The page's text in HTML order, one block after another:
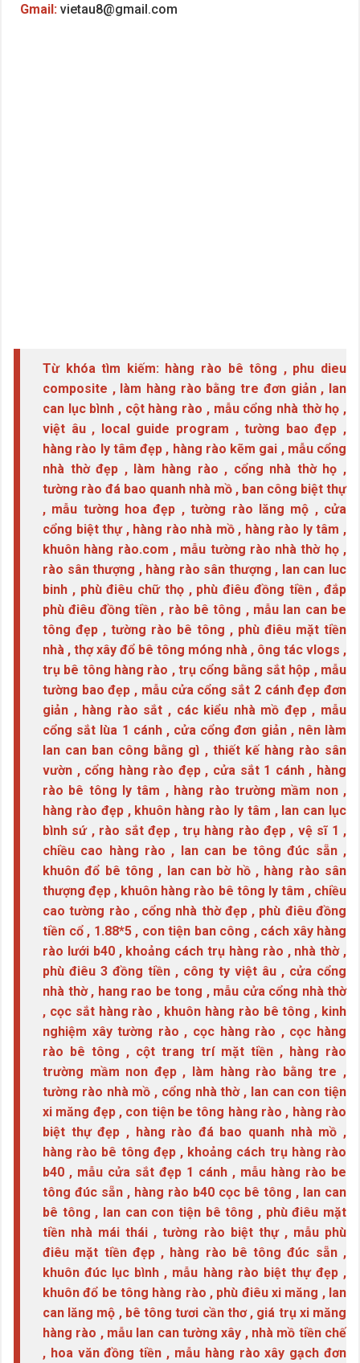
Gmail: vietau8@gmail.com
Từ khóa tìm kiếm: hàng rào bê tông , phu dieu
composite , làm hàng rào bằng tre đơn giản , lan
can lục bình , cột hàng rào , mẫu cổng nhà thờ họ ,
việt âu , local guide program , tường bao đẹp ,
hàng rào ly tâm đẹp , hàng rào kẽm gai , mẫu cổng
nhà thờ đẹp , làm hàng rào , cổng nhà thờ họ ,
tường rào đá bao quanh nhà mồ , ban công biệt thự
, mẫu tường hoa đẹp , tường rào lăng mộ , cửa
cổng biệt thự , hàng rào nhà mồ , hàng rào ly tâm ,
khuôn hàng rào.com , mẫu tường rào nhà thờ họ ,
rào sân thượng , hàng rào sân thượng , lan can luc
binh , phù điêu chữ thọ , phù điêu đồng tiền , đắp
phù điêu đồng tiền , rào bê tông , mẫu lan can be
tông đẹp , tường rào bê tông , phù điêu mặt tiền
nhà , thợ xây đổ bê tông móng nhà , ông tác vlogs ,
trụ bê tông hàng rào , trụ cổng bằng sắt hộp , mẫu
tường bao đẹp , mẫu cửa cổng sắt 2 cánh đẹp đơn
giản , hàng rào sắt , các kiểu nhà mồ đẹp , mẫu
cổng sắt lùa 1 cánh , cửa cổng đơn giản , nên làm
lan can ban công bằng gì , thiết kế hàng rào sân
vườn , cổng hàng rào đẹp , cửa sắt 1 cánh , hàng
rào bê tông ly tâm , hàng rào trường mầm non ,
hàng rào đẹp , khuôn hàng rào ly tâm , lan can lục
bình sứ , rào sắt đẹp , trụ hàng rào đẹp , vệ sĩ 1 ,
chiều cao hàng rào , lan can be tông đúc sẵn ,
khuôn đổ bê tông , lan can bờ hồ , hàng rào sân
thượng đẹp , khuôn hàng rào bê tông ly tâm , chiều
cao tường rào , cổng nhà thờ đẹp , phù điêu đồng
tiền cổ , 1.88*5 , con tiện ban công , cách xây hàng
rào lưới b40 , khoảng cách trụ hàng rào , nhà thờ ,
phù điêu 3 đồng tiền , công ty việt âu , cửa cổng
nhà thờ , hang rao be tong , mẫu cửa cổng nhà thờ
, cọc sắt hàng rào , khuôn hàng rào bê tông , kinh
nghiệm xây tường rào , cọc hàng rào , cọc hàng
rào bê tông , cột trang trí mặt tiền , hàng rào
trường mầm non đẹp , làm hàng rào bằng tre ,
tường rào nhà mồ , cổng nhà thờ , lan can con tiện
xi măng đẹp , con tiện be tông hàng rào , hàng rào
biệt thự đẹp , hàng rào đá bao quanh nhà mồ ,
hàng rào bê tông đẹp , khoảng cách trụ hàng rào
b40 , mẫu cửa sắt đẹp 1 cánh , mẫu hàng rào be
tông đúc sẵn , hàng rào b40 cọc bê tông , lan can
bê tông , lan can con tiện bê tông , phù điêu mặt
tiền nhà mái thái , tường rào biệt thự , mẫu phù
điêu mặt tiền đẹp , hàng rào bê tông đúc sẵn ,
khuôn đúc lục bình , mẫu hàng rào biệt thự đẹp ,
khuôn đổ be tông hàng rào , phù điêu xi măng , lan
can lăng mộ , bê tông tươi cần thơ , giá trụ xi măng
hàng rào , mẫu lan can tường xây , nhà mồ tiền chế
, hoa văn đồng tiền , mẫu hàng rào xây gạch đơn